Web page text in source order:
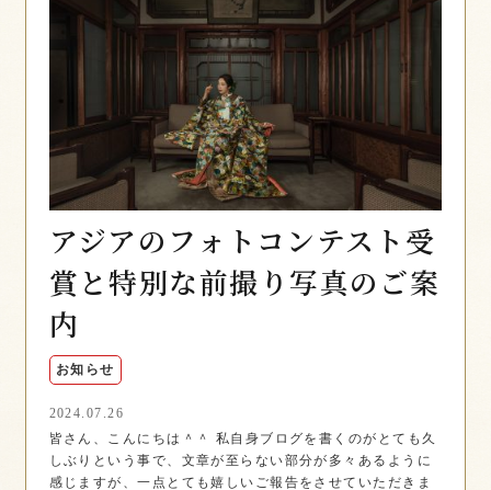
アジアのフォトコンテスト受
賞と特別な前撮り写真のご案
内
お知らせ
2024.07.26
皆さん、こんにちは＾＾ 私自身ブログを書くのがとても久
しぶりという事で、文章が至らない部分が多々あるように
感じますが、一点とても嬉しいご報告をさせていただきま